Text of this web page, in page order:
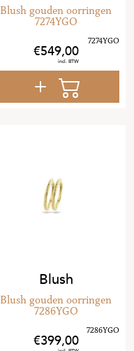
Blush gouden oorringen
7274YGO
549,00
Blush
Blush gouden oorringen
7286YGO
399,00